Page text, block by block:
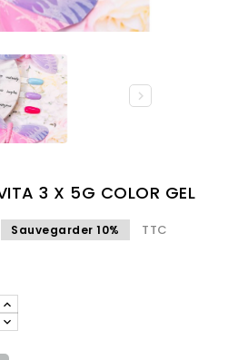

3 X 5G COLOR GEL
Sauvegarder 10% TTC